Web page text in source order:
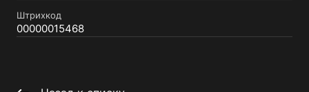
Штрихкод
00000015468